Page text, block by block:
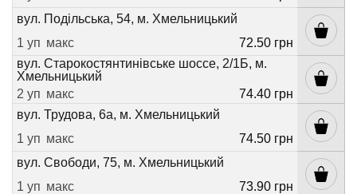
вул. Подільська, 54, м. Хмельницький
1 уп макс
72.50 грн
вул. Старокостянтинівське шоссе, 2/1Б, м.
Хмельницький
2 уп макс
74.40 грн
вул. Трудова, 6а, м. Хмельницький
1 уп макс
74.50 грн
вул. Свободи, 75, м. Хмельницький
1 уп макс
73.90 грн